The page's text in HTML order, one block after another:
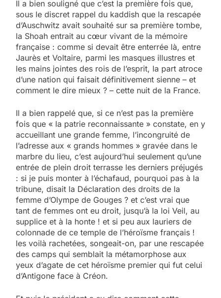
Il a bien souligné que c’est la première fois que,
sous le discret rappel du kaddish que la rescapée
d’Auschwitz avait souhaité sur sa première tombe,
la Shoah entrait au cœur vivant de la mémoire
française : comme si devait être enterrée là, entre
Jaurès et Voltaire, parmi les masques illustres et
les mains jointes des rois de l’esprit, la part atroce
d’une nation qui faisait définitivement sienne – et
comment le dire mieux ? – cette nuit de la France.
Il a bien rappelé que, si ce n’est pas la première
fois que « la patrie reconnaissante » constate, en y
accueillant une grande femme, l’incongruité de
l’adresse aux « grands hommes » gravée dans le
marbre du lieu, c’est aujourd’hui seulement qu’une
entrée de plein droit terrasse les derniers préjugés
: si je puis monter à l’échafaud, pourquoi pas à la
tribune, disait la Déclaration des droits de la
femme d’Olympe de Gouges ? et c’est vrai que
tant de femmes ont eu droit, jusqu’à la loi Veil, au
supplice et à la honte ! et si peu aux lauriers de
colonnade de ce temple de l’héroïsme français !
les voilà rachetées, songeait-on, par une rescapée
des camps qui semblait la métamorphose aux
yeux d’agate de cet héroïsme premier qui fut celui
d’Antigone face à Créon.